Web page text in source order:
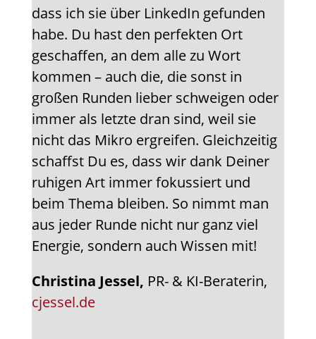
dass ich sie über LinkedIn gefunden
habe. Du hast den perfekten Ort
geschaffen, an dem alle zu Wort
kommen – auch die, die sonst in
großen Runden lieber schweigen oder
immer als letzte dran sind, weil sie
nicht das Mikro ergreifen. Gleichzeitig
schaffst Du es, dass wir dank Deiner
ruhigen Art immer fokussiert und
beim Thema bleiben. So nimmt man
aus jeder Runde nicht nur ganz viel
Energie, sondern auch Wissen mit!
Christina Jessel, PR- & KI-Beraterin,
cjessel.de